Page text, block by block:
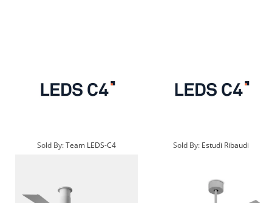
Sold By:Team LEDS-C4 Sold By: Estudi Ribaudi